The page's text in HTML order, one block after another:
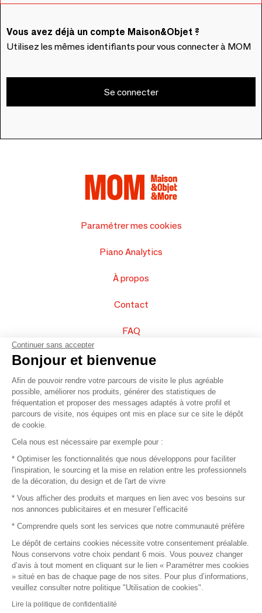
Vous avez déjà un compte Maison&Objet ?
Utilisez les mêmes identifiants pour vous connecter à MOM
Se connecter
Paramétrer mes cookies
Piano Analytics
À propos
Contact
FAQ
Vendez vos produits
Plan du site
© 2016 –Organisation SAFI
Recrutement
Mentions légales
Conditions commerciales
Continuer sans accepter
Bonjour et bienvenue
Afin de pouvoir rendre votre parcours de visite le plus agréable
possible, améliorer nos produits, générer des statistiques de
fréquentation et proposer des messages adaptés à votre profil et
parcours de visite, nos équipes ont mis en place sur ce site le dépôt
de cookie.
Cela nous est nécessaire par exemple pour :
* Optimiser les fonctionnalités que nous développons pour faciliter
l'inspiration, le sourcing et la mise en relation entre les professionnels
de la décoration, du design et de l'art de vivre
* Vous afficher des produits et marques en lien avec vos besoins sur
nos annonces publicitaires et en mesurer l’efficacité
* Comprendre quels sont les services que notre communauté préfère
Le dépôt de certains cookies nécessite votre consentement préalable.
Nous conservons votre choix pendant 6 mois. Vous pouvez changer
d’avis à tout moment en cliquant sur le lien « Paramétrer mes cookies
» situé en bas de chaque page de nos sites. Pour plus d’informations,
veuillez consulter notre politique "Utilisation de cookies".
Lire la politique de confidentialité